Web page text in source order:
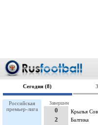
Сегодня (8)
Российская
премьер-лига
Крылья
0
2
Балтика
Завершен